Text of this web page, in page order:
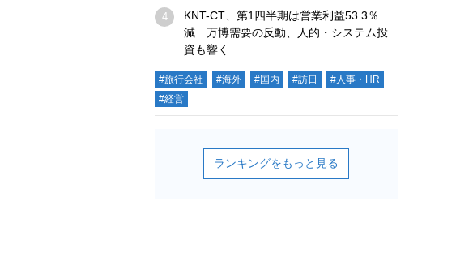
KNT-CT、第1四半期は営業利益53.3％
減 万博需要の反動、人的・システム投
資も響く
#旅行会社 #海外 #国内 #訪日
#人事・HR
#経営